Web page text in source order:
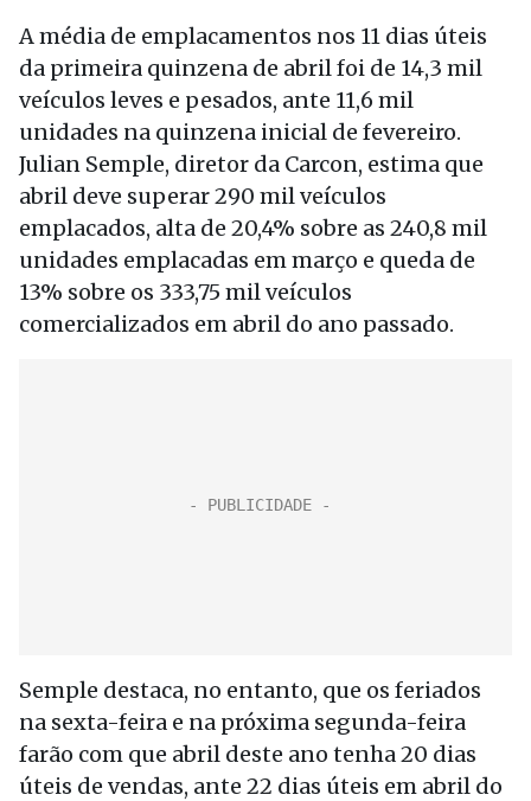
A média de emplacamentos nos 11 dias úteis
da primeira quinzena de abril foi de 14,3 mil
veículos leves e pesados, ante 11,6 mil
unidades na quinzena inicial de fevereiro.
Julian Semple, diretor da Carcon, estima que
abril deve superar 290 mil veículos
emplacados, alta de 20,4% sobre as 240,8 mil
unidades emplacadas em março e queda de
13% sobre os 333,75 mil veículos
comercializados em abril do ano passado.
Semple destaca, no entanto, que os feriados
na sexta-feira e na próxima segunda-feira
farão com que abril deste ano tenha 20 dias
úteis de vendas, ante 22 dias úteis em abril do